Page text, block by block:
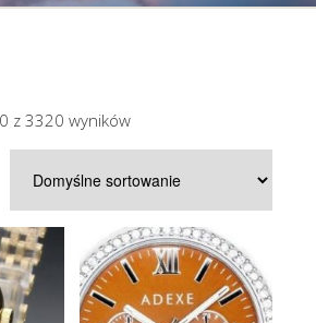
z 3320 wyników